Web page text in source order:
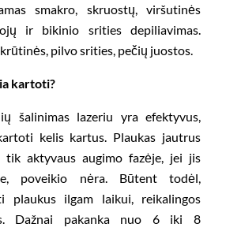
smakro, skruostų, viršutinės
ir bikinio srities depiliavimas.
pilvo srities, pečių juostos.
kartoti?
šalinimas lazeriu yra efektyvus,
kelis kartus. Plaukas jautrus
tik aktyvaus augimo fazėje, jei jis
poveikio nėra. Būtent todėl,
plaukus ilgam laikui, reikalingos
Dažnai pakanka nuo 6 iki 8